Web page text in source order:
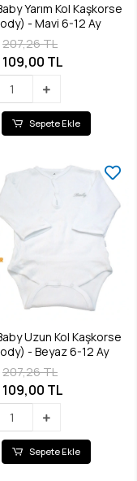
Yarım Kol Kaşkorse
Badi (Body) - Mavi 6-12 Ay
207,26 TL
109,00 TL
Sepete Ekle
Uzun Kol Kaşkorse
Badi (Body) - Beyaz 6-12 Ay
207,26 TL
109,00 TL
Sepete Ekle